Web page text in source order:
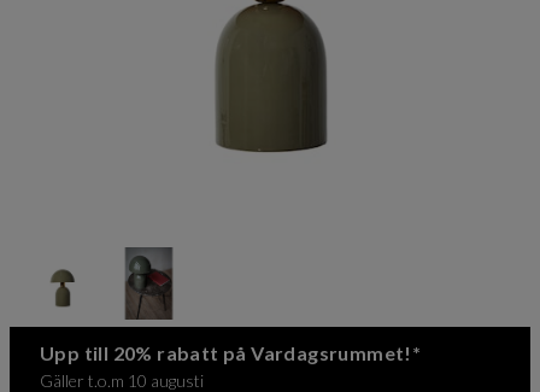
Upp till 20% rabatt på Vardagsrummet!*
Gäller t.o.m 10 augusti